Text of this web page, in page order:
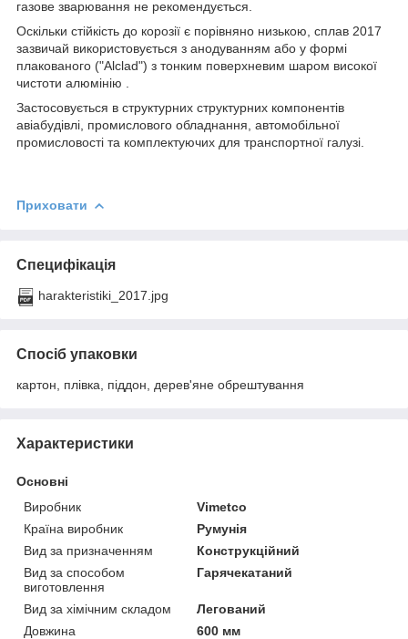
газове зварювання не рекомендується.
Оскільки стійкість до корозії є порівняно низькою, сплав 2017
зазвичай використовується з анодуванням або у формі
плакованого ("Alclad") з тонким поверхневим шаром високої
чистоти алюмінію .
Застосовується в структурних структурних компонентів
авіабудівлі, промислового обладнання, автомобільної
промисловості та комплектуючих для транспортної галузі.
Приховати
Специфікація
harakteristiki_2017.jpg
Спосіб упаковки
картон, плівка, піддон, дерев'яне обрештування
Характеристики
Основні
Виробник
Vimetco
Країна виробник
Румунія
Вид за призначенням
Конструкційний
Вид за способом
виготовлення
Гарячекатаний
Вид за хімічним складом
Легований
Довжина
600 мм